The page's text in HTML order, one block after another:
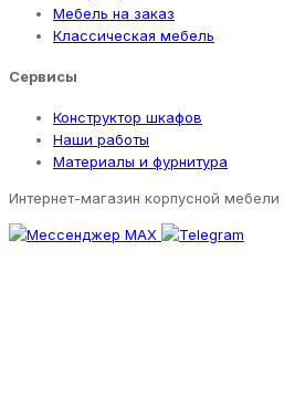
Мебель на заказ
Классическая мебель
Сервисы
Конструктор шкафов
Наши работы
Материалы и фурнитура
Интернет-магазин корпусной мебели